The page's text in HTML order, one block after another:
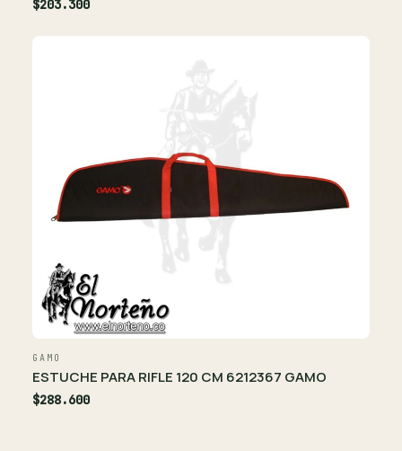
$203.300
GAMO
ESTUCHE PARA RIFLE 120 CM 6212367 GAMO
$288.600